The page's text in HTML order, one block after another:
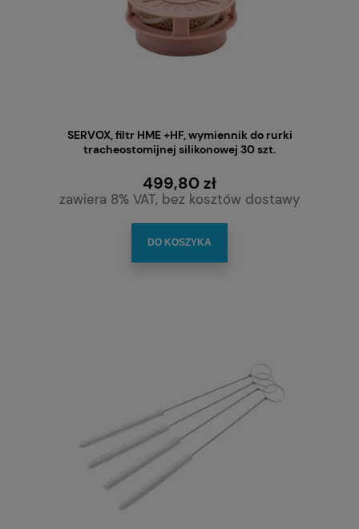
SERVOX, filtr HME +HF, wymiennik do rurki
tracheostomijnej silikonowej 30 szt.
499,80 zł
zawiera 8% VAT, bez kosztów dostawy
DO KOSZYKA